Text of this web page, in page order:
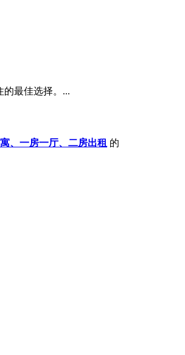
最佳选择。...
、一房一厅、二房出租 的